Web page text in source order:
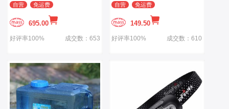
自营 免运费
695.00
好评率100% 成交数：653
自营 免运费
149.50
好评率100% 成交数：610